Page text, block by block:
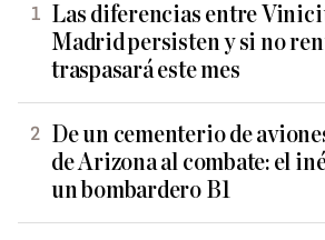
Las diferencias entre
Madrid persisten y si no
traspasará este mes
De un cementerio de
de Arizona al combate: el
un bombardero B1